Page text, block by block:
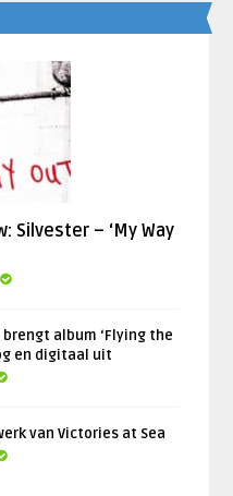
Silvester – ‘My Way
brengt album ‘Flying the
en digitaal uit
van Victories at Sea